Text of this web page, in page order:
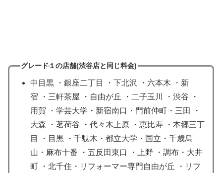
グレード１の店舗(渋谷店と同じ料金)
中目黒 ・銀座二丁目 ・下北沢 ・六本木 ・新
宿 ・三軒茶屋 ・自由が丘 ・二子玉川 ・渋谷 ・
用賀 ・学芸大学・新宿南口・門前仲町・三田 ・
大森 ・茗荷谷 ・代々木上原 ・恵比寿 ・本郷三丁
目 ・目黒 ・千駄木・都立大学・国立・千歳烏
山・麻布十番 ・五反田東口 ・上野 ・調布・大井
町 ・北千住・リフォーマー専門自由が丘 ・リフ